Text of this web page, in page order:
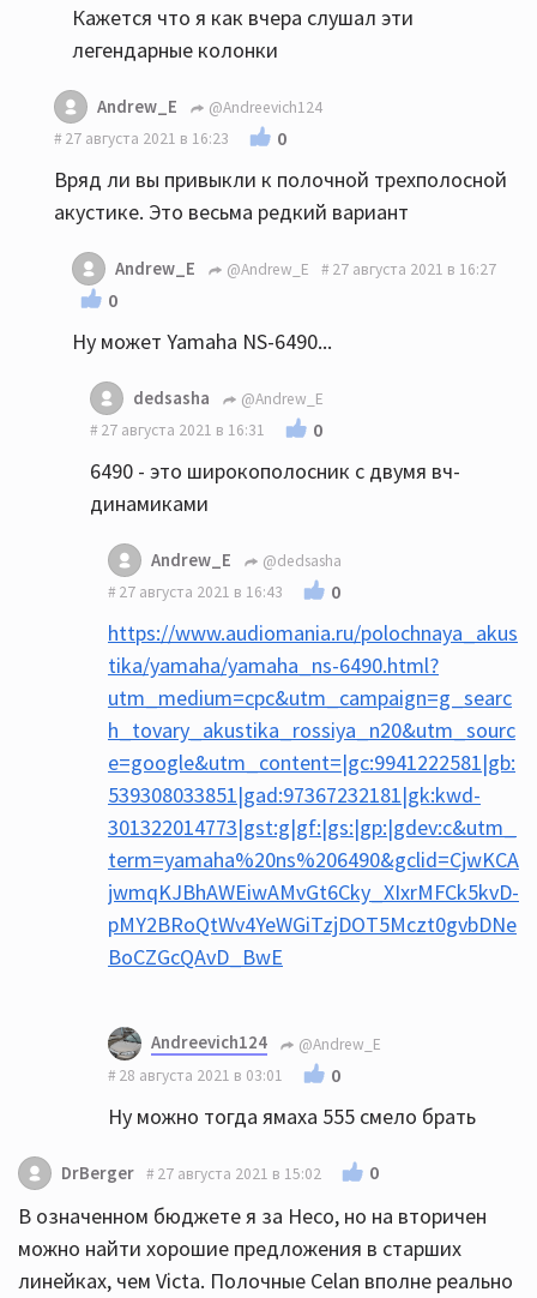
Кажется что я как вчера слушал эти
легендарные колонки
Andrew_E
@Andreevich124
27 августа 2021 в 16:23
0
Вряд ли вы привыкли к полочной трехполосной
акустике. Это весьма редкий вариант
Andrew_E @Andrew_E 27 августа 2021 в 16:27
0
Ну может Yamaha NS-6490...
dedsasha
@Andrew_E
27 августа 2021 в 16:31
0
6490 - это широкополосник с двумя вч-
динамиками
Andrew_E
@dedsasha
27 августа 2021 в 16:43
0
https://www.audiomania.ru/polochnaya_akus
tika/yamaha/yamaha_ns-6490.html?
utm_medium=cpc&utm_campaign=g_searc
h_tovary_akustika_rossiya_n20&utm_sourc
e=google&utm_content=|gc:9941222581|gb:
539308033851|gad:97367232181|gk:kwd-
301322014773|gst:g|gf:|gs:|gp:|gdev:c&utm_
term=yamaha%20ns%206490&gclid=CjwKCA
jwmqKJBhAWEiwAMvGt6Cky_XIxrMFCk5kvD-
pMY2BRoQtWv4YeWGiTzjDOT5Mczt0gvbDNe
BoCZGcQAvD_BwE
Andreevich124
@Andrew_E
28 августа 2021 в 03:01
0
Ну можно тогда ямаха 555 смело брать
DrBerger 27 августа 2021 в 15:02 0
В означенном бюджете я за Heco, но на вторичен
можно найти хорошие предложения в старших
линейках, чем Victa. Полочные Celan вполне реально